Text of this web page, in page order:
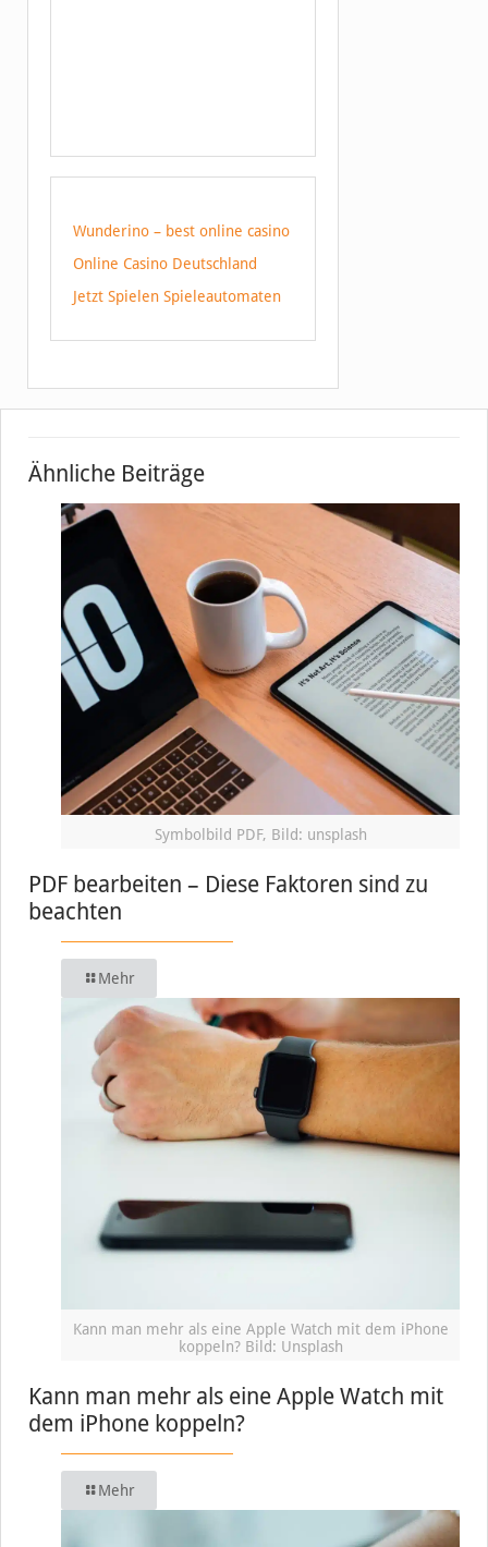
Wunderino – best online casino
Online Casino Deutschland
Jetzt Spielen Spieleautomaten
Ähnliche Beiträge
Symbolbild PDF, Bild: unsplash
PDF bearbeiten – Diese Faktoren sind zu
beachten
Mehr
Kann man mehr als eine Apple Watch mit dem iPhone
koppeln? Bild: Unsplash
Kann man mehr als eine Apple Watch mit
dem iPhone koppeln?
Mehr